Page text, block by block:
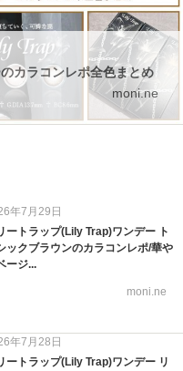
カラコンレポ全色まとめ
moni.ne
年7月29日
ートラップ(Lily Trap)ワンデー ト
ックブラウンのカラコンレポ/華や
ージ...
moni.ne
年7月28日
ートラップ(Lily Trap)ワンデー リ